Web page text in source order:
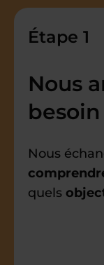
Étape 1
Nous
besoin
Nous
quels